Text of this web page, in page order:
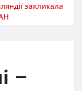
закликала
–